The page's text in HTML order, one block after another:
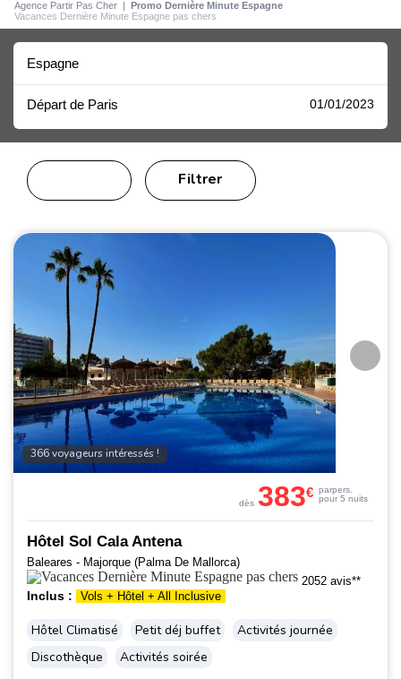
Agence Partir Pas Cher | Promo Dernière Minute Espagne
Vacances Dernière Minute Espagne pas chers
Espagne
Départ de Paris 01/01/2023
Filtrer
366 voyageurs intéressés !
Hôtel Sol Cala Antena
Baleares - Majorque (Palma De Mallorca)
2052 avis**
Inclus : Vols + Hôtel + All Inclusive
Hôtel Climatisé Petit déj buffet
Activités journée
Discothèque
Activités soirée
dès 383€ parpers.
pour 5 nuits